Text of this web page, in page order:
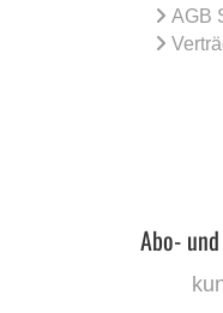
AGB
Abo-